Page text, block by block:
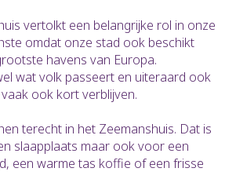
vertolkt een belangrijke rol in onze
omdat onze stad ook beschikt
havens van Europa.
wat volk passeert en uiteraard ook
ook kort verblijven.
terecht in het Zeemanshuis. Dat is
slaapplaats maar ook voor een
een warme tas koffie of een frisse